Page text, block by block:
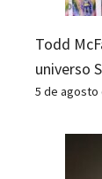
Todd
universo
5 de agosto